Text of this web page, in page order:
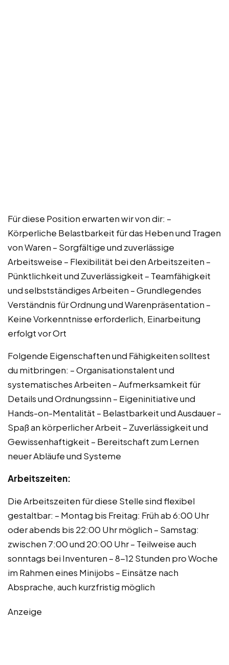
Für diese Position erwarten wir von dir: –
Körperliche Belastbarkeit für das Heben und Tragen
von Waren – Sorgfältige und zuverlässige
Arbeitsweise – Flexibilität bei den Arbeitszeiten –
Pünktlichkeit und Zuverlässigkeit – Teamfähigkeit
und selbstständiges Arbeiten – Grundlegendes
Verständnis für Ordnung und Warenpräsentation –
Keine Vorkenntnisse erforderlich, Einarbeitung
erfolgt vor Ort
Folgende Eigenschaften und Fähigkeiten solltest
du mitbringen: – Organisationstalent und
systematisches Arbeiten – Aufmerksamkeit für
Details und Ordnungssinn – Eigeninitiative und
Hands-on-Mentalität – Belastbarkeit und Ausdauer –
Spaß an körperlicher Arbeit – Zuverlässigkeit und
Gewissenhaftigkeit – Bereitschaft zum Lernen
neuer Abläufe und Systeme
Arbeitszeiten:
Die Arbeitszeiten für diese Stelle sind flexibel
gestaltbar: – Montag bis Freitag: Früh ab 6:00 Uhr
oder abends bis 22:00 Uhr möglich – Samstag:
zwischen 7:00 und 20:00 Uhr – Teilweise auch
sonntags bei Inventuren – 8-12 Stunden pro Woche
im Rahmen eines Minijobs – Einsätze nach
Absprache, auch kurzfristig möglich
Anzeige